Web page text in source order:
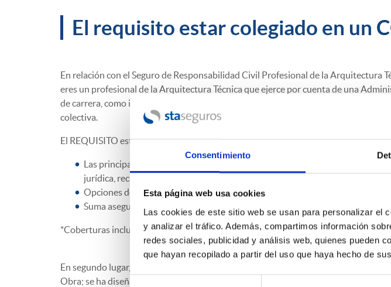
Consentimiento
Esta página web usa cookies
Las cookies de este sitio web se usan para personalizar el
y analizar el tráfico. Además, compartimos información
redes sociales, publicidad y análisis web, quienes pueden
que hayan recopilado a partir del uso que haya hecho de
Selección
El requisito estar colegiado en un
En relación con el Seguro de Responsabilidad Civil Profesional de la Arquitectura
eres un profesional de la Arquitectura Técnica que ejerce por cuenta de una
de carrera, como interino o como laboral, y personal eventual; Musaat cubre tu
colectiva.
El REQUISITO estar colegiado en un COAAT.
Las principales coberturas* son: Responsabilidad Civil Profesional,
jurídica, reclamación a contrarios...
Opciones de contratación: Cobertura Básica, cobertura ampliada o cobertura
Suma asegurada: desde 50.000€ hasta 3.000.000€ por siniestro, año y
*Coberturas incluidas en función de la opción de contratación.
En segundo lugar, y en relación con el Seguro de Responsabilidad Civil Profesional
Obra; se ha diseñado una póliza colectiva para profesionales de la Arquitectura